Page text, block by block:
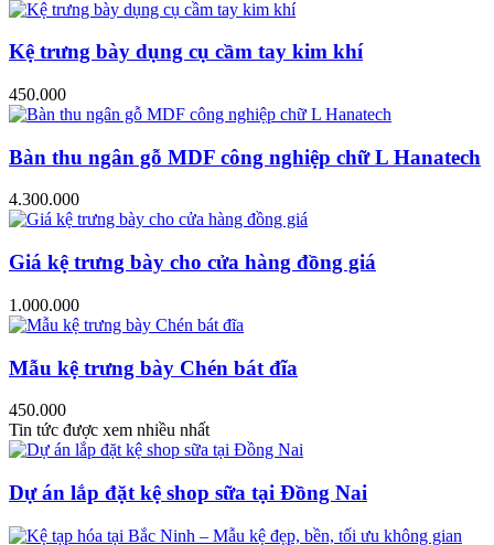
Kệ trưng bày dụng cụ cầm tay kim khí
450.000
Bàn thu ngân gỗ MDF công nghiệp chữ L Hanatech
4.300.000
Giá kệ trưng bày cho cửa hàng đồng giá
1.000.000
Mẫu kệ trưng bày Chén bát đĩa
450.000
Tin tức được xem nhiều nhất
Dự án lắp đặt kệ shop sữa tại Đồng Nai